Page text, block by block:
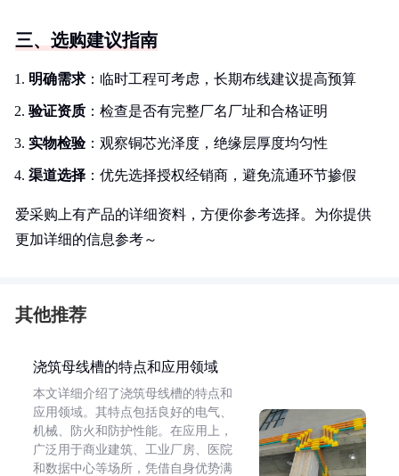
三、选购建议指南
明确需求 ：临时工程可考虑，长期布线建议提高预算
验证资质 ：检查是否有完整厂名厂址和合格证明
实物检验：观察铜芯光泽度，绝缘层厚度均匀性
渠道选择 ：优先选择授权经销商，避免流通环节掺假
爱采购上有产品的详细资料，方便你参考选择。为你提供
更加详细的信息参考～
其他推荐
浇筑母线槽的特点和应用领域
本文详细介绍了浇筑母线槽的特点和
应用领域。其特点包括良好的电气、
机械、防火和防护性能。在应用上，
广泛用于商业建筑、工业厂房、医院
和数据中心等场所，凭借自身优势满